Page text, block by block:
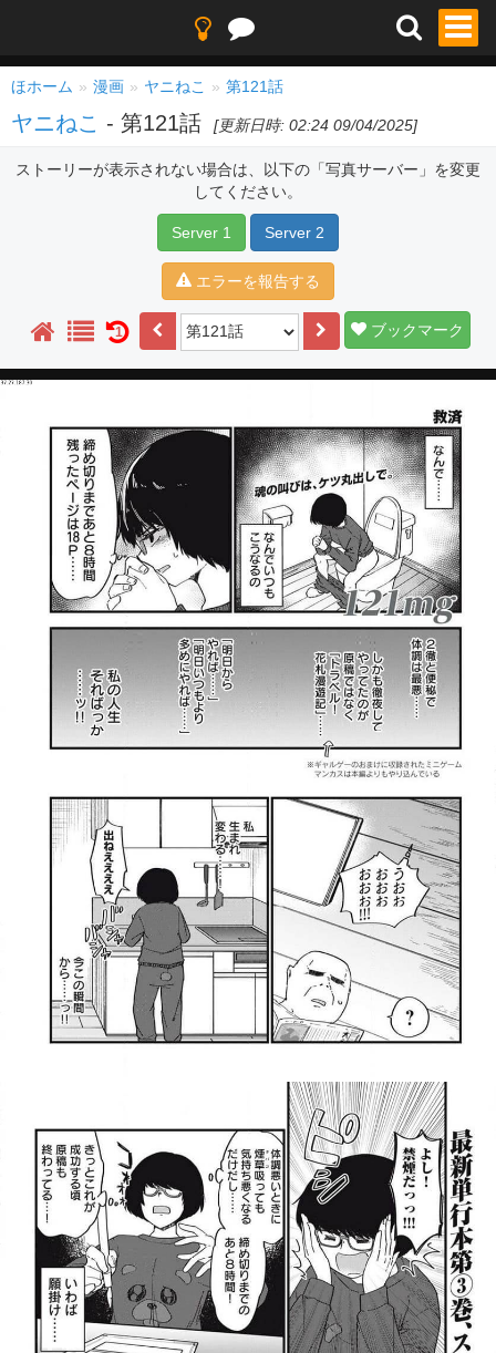
ほホーム 漫画 ヤニねこ 第121話
ヤニねこ - 第121話 [更新日時: 02:24 09/04/2025]
ストーリーが表示されない場合は、以下の「写真サーバー」を変更
してください。
Server 1 Server 2
エラーを報告する
1 ブックマーク